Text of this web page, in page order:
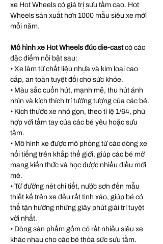
xe Hot Wheels có giá trị sưu tầm cao. Hot
Wheels sản xuất hơn 1000 mẫu siêu xe mới
mỗi năm.
Mô hình xe Hot Wheels đúc die-castcó các
đặc điểm nổi bật sau:
• Xe làm từ chất liệu nhựa và kim loại cao
cấp, an toàn tuyệt đối cho sức khỏe.
• Màu sắc cuốn hút, mạnh mẽ, thu hút ánh
nhìn và kích thích trí tưởng tượng của các bé.
• Kích thước xe nhỏ gọn, theo tỉ lệ 1/64, phù
hợp với tầm tay của các bé yêu hoặc sưu
tầm.
• Mô hình xe được mô phỏng từ các dòng xe
nổi tiếng trên khắp thế giới, giúp các bé mở
mang kiến thức và học được nhiều điều mới
mẻ.
• Từ đường nét chi tiết, nước sơn đến mẫu
thiết kế trên xe đều rất tinh xảo, giúp bé có
thể tận hưởng những giây phút giải trí tuyệt
vời nhất.
• Dòng sản phẩm gồm có rất nhiều siêu xe
khác nhau cho các bé thỏa sức sưu tầm.